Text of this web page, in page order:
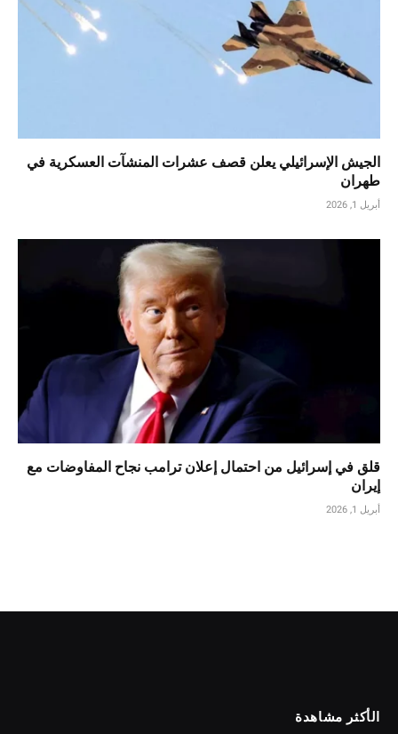
الجيش الإسرائيلي يعلن قصف عشرات المنشآت العسكرية في
طهران
أبريل 1, 2026
قلق في إسرائيل من احتمال إعلان ترامب نجاح المفاوضات مع
إيران
أبريل 1, 2026
الأكثر مشاهدة